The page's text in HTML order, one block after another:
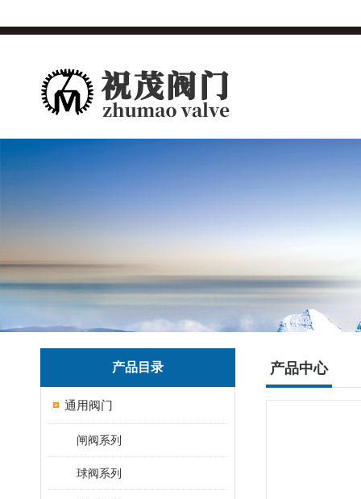
产品目录
通用阀门
闸阀系列
球阀系列
产品中心